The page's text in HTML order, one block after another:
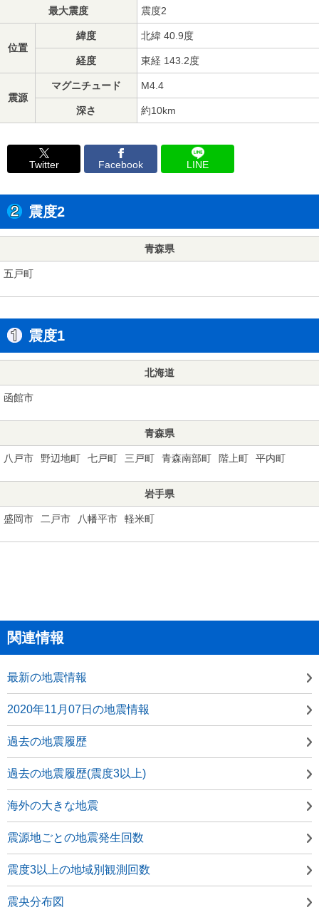
最大震度 震度2
位置
緯度 北緯 40.9度
経度 東経 143.2度
震源
マグニチュード M4.4
深さ 約10km
Twitter Facebook LINE
震度2
青森県
五戸町
震度1
北海道
函館市
青森県
八戸市 野辺地町 七戸町 三戸町 青森南部町 階上町 平内町
岩手県
盛岡市 二戸市 八幡平市 軽米町
関連情報
最新の地震情報
2020年11月07日の地震情報
過去の地震履歴
過去の地震履歴(震度3以上)
海外の大きな地震
震源地ごとの地震発生回数
震度3以上の地域別観測回数
震央分布図